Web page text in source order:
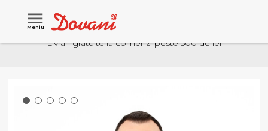
Meniu
Livrari gratuite la comenzi peste 500 de lei